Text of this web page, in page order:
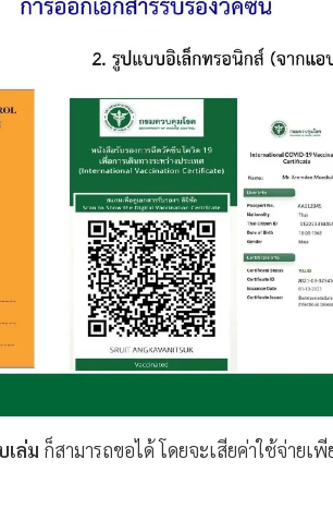
ล่ม ก็สามารถขอได้ โดยจะเสียค่าใช้จ่ายเ